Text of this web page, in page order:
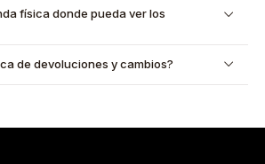
física donde pueda ver los
de devoluciones y cambios?